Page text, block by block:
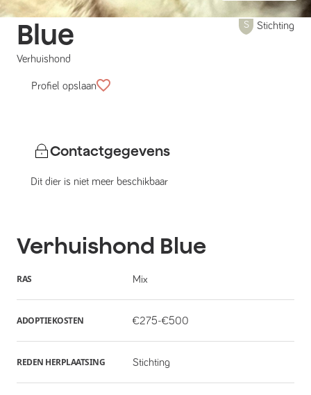
Blue
Verhuishond
Stichting
Profiel opslaan
Contactgegevens
Dit dier is niet meer beschikbaar
Verhuishond Blue
RAS Mix
ADOPTIEKOSTEN €275-€500
REDEN HERPLAATSING Stichting